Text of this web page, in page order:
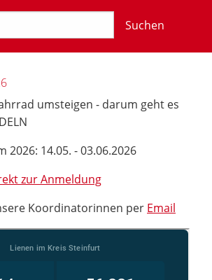
Suchen
umsteigen - darum geht es
2026: 14.05. - 03.06.2026
zur Anmeldung
Koordinatorinnen per Email